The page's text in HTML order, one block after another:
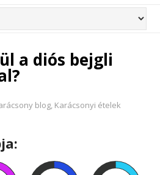
a diós bejgli
blog Karácsonyi ételek